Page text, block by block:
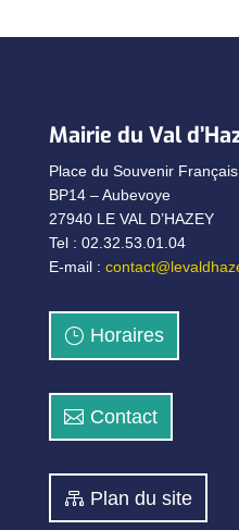
Mairie du Val
Place du Souvenir Français
BP14 – Aubevoye
27940 LE VAL D’HAZEY
Tel : 02.32.53.01.04
E-mail :
Horaires
Contact
Plan du site